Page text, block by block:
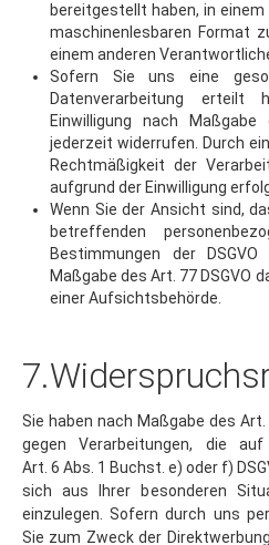
maschinenlesbaren Format
einem anderen
Sofern Sie uns eine
Datenverarbeitung erteilt
Einwilligung nach
jederzeit widerrufen. Durch
Rechtmäßigkeit der
aufgrund der Einwilligung
Wenn Sie der Ansicht sind,
betreffenden
Bestimmungen der
Maßgabe des Art. 77 DSGVO
einer Aufsichtsbehörde.
Sie haben nach Maßgabe des Art.
gegen Verarbeitungen, die
Art. 6 Abs. 1 Buchst. e) oder f)
sich aus Ihrer besonderen
einzulegen. Sofern durch uns
Sie zum Zweck der
Sie gegen diese Verarbeitung